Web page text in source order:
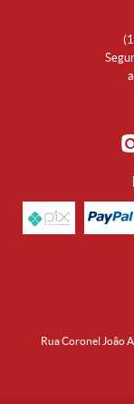
Rua Coronel João